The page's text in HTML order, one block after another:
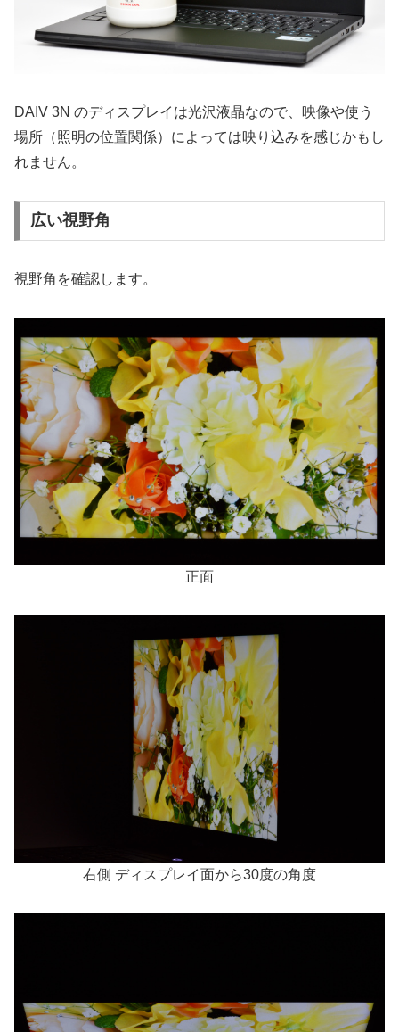
DAIV 3N のディスプレイは光沢液晶なので、映像や使う
場所（照明の位置関係）によっては映り込みを感じかもし
れません。
広い視野角
視野角を確認します。
正面
右側 ディスプレイ面から30度の角度